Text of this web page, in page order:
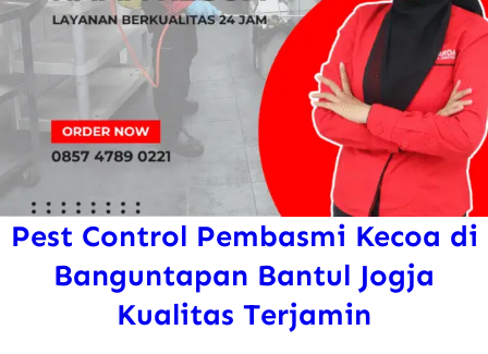
Pest Control Pembasmi Kecoa di
Banguntapan Bantul Jogja
Kualitas Terjamin